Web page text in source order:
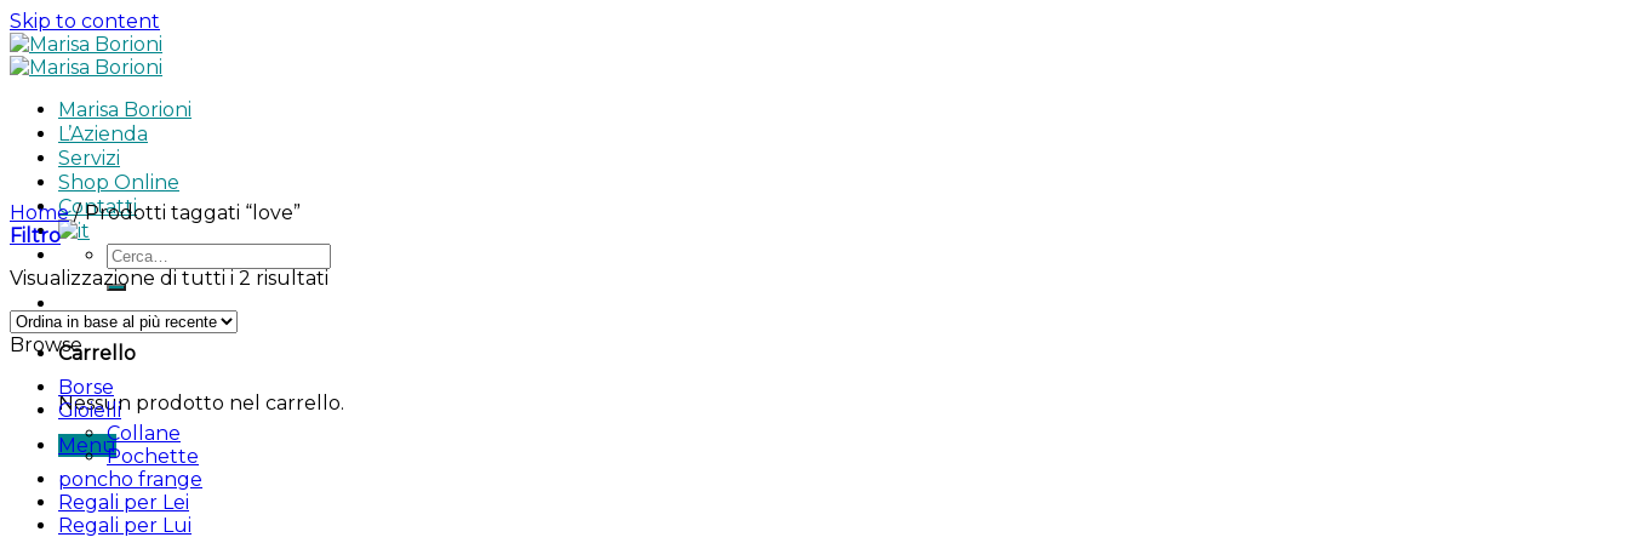
Skip to content
Marisa Borioni
L’Azienda
Servizi
Shop Online
Contatti
Carrello
Nessun prodotto nel carrello.
Menu
Home /Prodotti taggati “love”
Filtro
Visualizzazione di tutti i 2 risultati
Browse
Borse
Gioielli
Collane
Pochette
poncho frange
Regali per Lei
Regali per Lui